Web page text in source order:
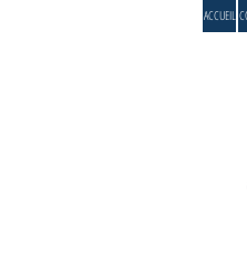
ACCUEIL